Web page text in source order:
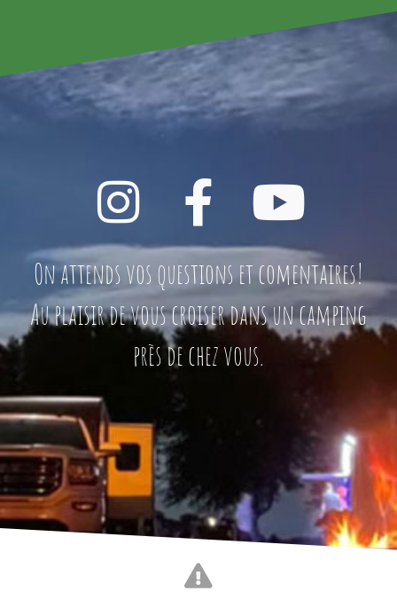
On attends vos questions et comentaires!
Au plaisir de vous croiser dans un camping
près de chez vous.